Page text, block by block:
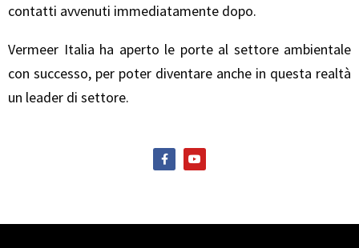
contatti avvenuti immediatamente dopo.
Vermeer Italia ha aperto le porte al settore ambientale
con successo, per poter diventare anche in questa realtà
un leader di settore.
F
a
c
Y
o
u